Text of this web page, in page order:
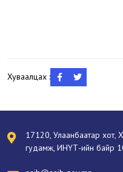
Хуваалцах :
17120, Улаанбаатар хот,
гудамж, ИНҮТ-ийн байр